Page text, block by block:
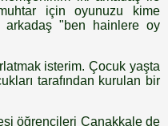
için oyunuzu kime
arkadaş "ben hainlere oy
isterim. Çocuk yaşta
tarafından kurulan bir
öğrencileri Çanakkale de